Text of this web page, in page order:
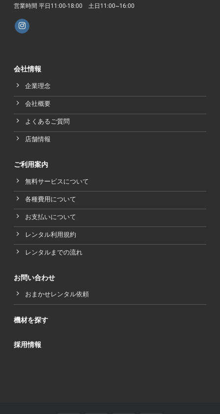
営業時間 平日11:00-18:00 土日11:00~16:00
会社情報
企業理念
会社概要
よくあるご質問
店舗情報
ご利用案内
無料サービスについて
各種費用について
お支払いについて
レンタル利用規約
レンタルまでの流れ
お問い合わせ
おまかせレンタル依頼
機材を探す
採用情報